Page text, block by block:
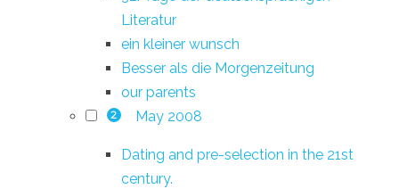
Literatur
ein kleiner wunsch
Besser als die Morgenzeitung
our parents
2 May 2008
Dating and pre-selection in the 21st
century.